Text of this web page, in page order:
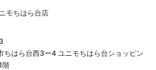
モちはら台店
ちはら台西3ー4 ユニモちはら台ショッピン
階